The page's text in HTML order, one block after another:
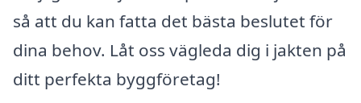
så att du kan fatta det bästa beslutet för
dina behov. Låt oss vägleda dig i jakten på
ditt perfekta byggföretag!